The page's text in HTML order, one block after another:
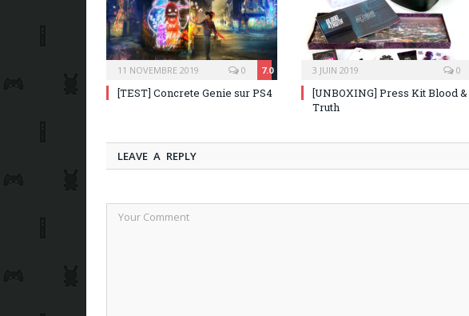
11 NOVEMBRE 2019 7.0
0
[TEST] Concrete Genie sur PS4
3 JUIN 2019 0
[UNBOXING] Press Kit Blood &
Truth
LEAVE A REPLY